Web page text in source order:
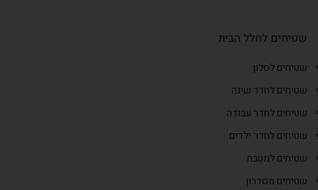
שטיחים לחלל הבית
שטיחים לסלון
שטיחים לחדר שינה
שטיחים לחדר עבודה
שטיחים לחדר ילדים
שטיחים למטבח
שטיחים מסדרון